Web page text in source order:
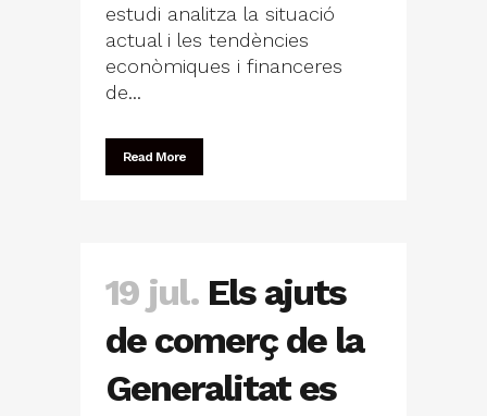
estudi analitza la situació
actual i les tendències
econòmiques i financeres
de...
Read More
19 jul. Els ajuts
de comerç de la
Generalitat es